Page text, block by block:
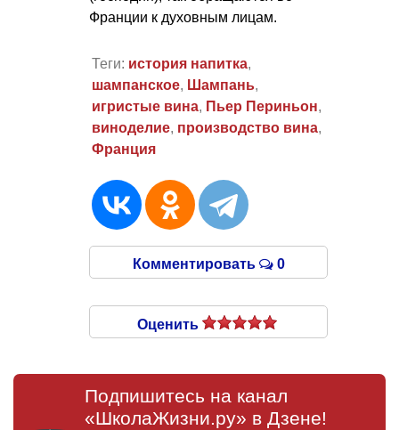
Франции к духовным лицам.
Теги: история напитка,
шампанское, Шампань,
игристые вина, Пьер Периньон,
виноделие, производство вина,
Франция
Комментировать 0
Оценить
Подпишитесь на канал
«ШколаЖизни.ру» в Дзене!